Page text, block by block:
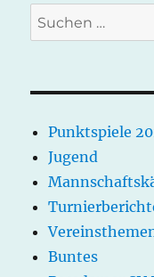
Suchen
nach:
Punktspiele
Jugend
Buntes